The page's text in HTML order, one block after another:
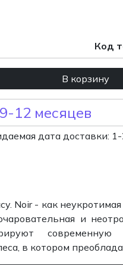
Код
В корзину
12 месяцев
дата доставки:
Noir - как неукротимая
и
современную
в котором